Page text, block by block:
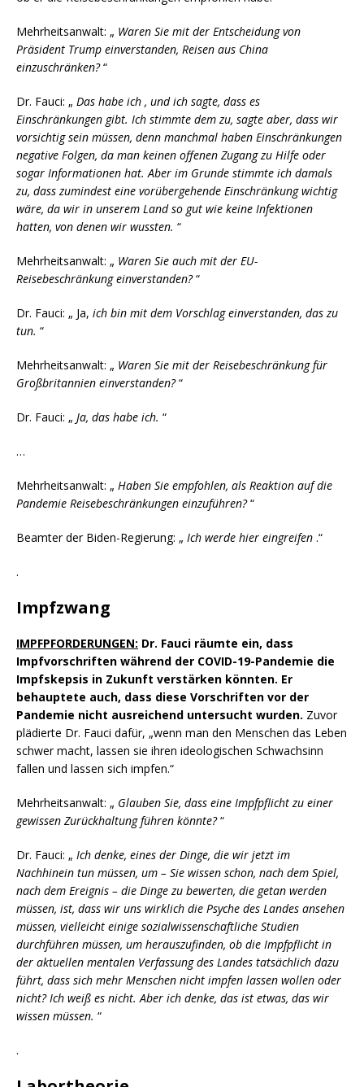
Mehrheitsanwalt: „ Waren Sie mit der Entscheidung von
Präsident Trump einverstanden, Reisen aus China
einzuschränken?“
Dr. Fauci: „ Das habe ich , und ich sagte, dass es
Einschränkungen gibt. Ich stimmte dem zu, sagte aber, dass wir
vorsichtig sein müssen, denn manchmal haben Einschränkungen
negative Folgen, da man keinen offenen Zugang zu Hilfe oder
sogar Informationen hat. Aber im Grunde stimmte ich damals
zu, dass zumindest eine vorübergehende Einschränkung wichtig
wäre, da wir in unserem Land so gut wie keine Infektionen
hatten, von denen wir wussten. “
Mehrheitsanwalt: „ Waren Sie auch mit der EU-
Reisebeschränkung einverstanden?“
Dr. Fauci: „ Ja, ich bin mit dem Vorschlag einverstanden, das zu
tun. “
Mehrheitsanwalt: „ Waren Sie mit der Reisebeschränkung für
Großbritannien einverstanden?“
Dr. Fauci: „ Ja, das habe ich. “
…
Mehrheitsanwalt: „ Haben Sie empfohlen, als Reaktion auf die
Pandemie Reisebeschränkungen einzuführen?“
Beamter der Biden-Regierung: „ Ich werde hier eingreifen .“
.
Impfzwang
IMPFPFORDERUNGEN: Dr. Fauci räumte ein, dass
Impfvorschriften während der COVID-19-Pandemie die
Impfskepsis in Zukunft verstärken könnten. Er
behauptete auch, dass diese Vorschriften vor der
Pandemie nicht ausreichend untersucht wurden. Zuvor
plädierte Dr. Fauci dafür, „wenn man den Menschen das Leben
schwer macht, lassen sie ihren ideologischen Schwachsinn
fallen und lassen sich impfen.“
Mehrheitsanwalt: „ Glauben Sie, dass eine Impfpflicht zu einer
gewissen Zurückhaltung führen könnte?“
Dr. Fauci: „ Ich denke, eines der Dinge, die wir jetzt im
Nachhinein tun müssen, um – Sie wissen schon, nach dem Spiel,
nach dem Ereignis – die Dinge zu bewerten, die getan werden
müssen, ist, dass wir uns wirklich die Psyche des Landes ansehen
müssen, vielleicht einige sozialwissenschaftliche Studien
durchführen müssen, um herauszufinden, ob die Impfpflicht in
der aktuellen mentalen Verfassung des Landes tatsächlich dazu
führt, dass sich mehr Menschen nicht impfen lassen wollen oder
nicht? Ich weiß es nicht. Aber ich denke, das ist etwas, das wir
wissen müssen. “
.